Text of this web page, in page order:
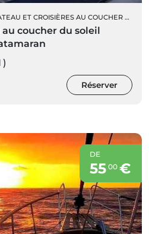
ET CROISIÈRES AU COUCHER DU SOLEIL
coucher du soleil
Réserver
DE
55 00€